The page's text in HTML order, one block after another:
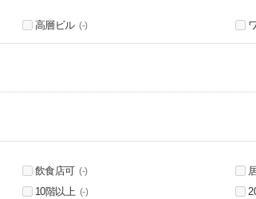
高層ビル (-)
飲食店可 (-)
10階以上 (-)